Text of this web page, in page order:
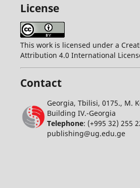
License
This work is licensed under a
Attribution 4.0 International
Contact
Georgia, Tbilisi, 0175., M.
Building IV.-Georgia
Telephone: (+995 32) 255
publishing@ug.edu.ge